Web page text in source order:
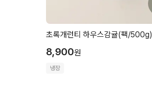
초록개런티 하우스감귤(팩/500g)
8,900원
냉장